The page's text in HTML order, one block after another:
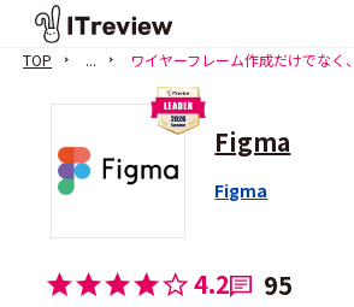
TOP ... ワイヤーフレーム作成だけでなく
Figma
Figma
4.2 95